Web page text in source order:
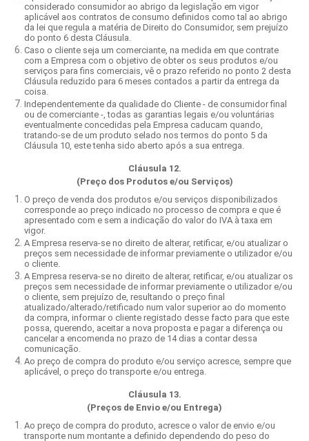
considerado consumidor ao abrigo da legislação em vigor
aplicável aos contratos de consumo definidos como tal ao abrigo
da lei que regula a matéria de Direito do Consumidor, sem prejuízo
do ponto 6 desta Cláusula.
Caso o cliente seja um comerciante, na medida em que contrate
com a Empresa com o objetivo de obter os seus produtos e/ou
serviços para fins comerciais, vê o prazo referido no ponto 2 desta
Cláusula reduzido para 6 meses contados a partir da entrega da
coisa.
Independentemente da qualidade do Cliente - de consumidor final
ou de comerciante -, todas as garantias legais e/ou voluntárias
eventualmente concedidas pela Empresa caducam quando,
tratando-se de um produto selado nos termos do ponto 5 da
Cláusula 10, este tenha sido aberto após a sua entrega.
Cláusula 12.
(Preço dos Produtos e/ou Serviços)
O preço de venda dos produtos e/ou serviços disponibilizados
corresponde ao preço indicado no processo de compra e que é
apresentado com e sem a indicação do valor do IVA à taxa em
vigor.
A Empresa reserva-se no direito de alterar, retificar, e/ou atualizar o
preços sem necessidade de informar previamente o utilizador e/ou
o cliente.
A Empresa reserva-se no direito de alterar, retificar, e/ou atualizar os
preços sem necessidade de informar previamente o utilizador e/ou
o cliente, sem prejuízo de, resultando o preço final
atualizado/alterado/retificado num valor superior ao do momento
da compra, informar o cliente registado desse facto para que este
possa, querendo, aceitar a nova proposta e pagar a diferença ou
cancelar a encomenda no prazo de 14 dias a contar dessa
comunicação.
Ao preço de compra do produto e/ou serviço acresce, sempre que
aplicável, o preço do transporte e/ou entrega.
Cláusula 13.
(Preços de Envio e/ou Entrega)
Ao preço de compra do produto, acresce o valor de envio e/ou
transporte num montante a definido dependendo do peso do